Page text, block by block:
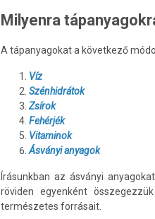
Milyenra
A tápanyagokat a következő
Víz
Szénhidrátok
Zsírok
Fehérjék
Vitaminok
Ásványi anyagok
Írásunkban az ásványi
röviden egyenként
természetes forrásait.